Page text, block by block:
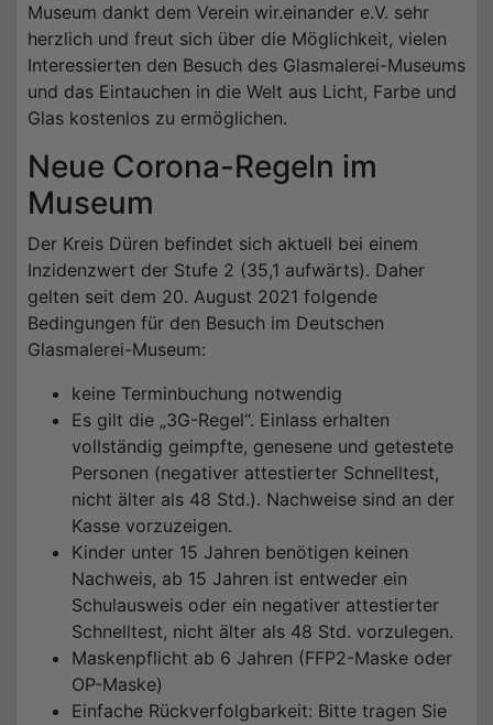
Museum dankt dem Verein wir.einander e.V. sehr
herzlich und freut sich über die Möglichkeit, vielen
Interessierten den Besuch des Glasmalerei-Museums
und das Eintauchen in die Welt aus Licht, Farbe und
Glas kostenlos zu ermöglichen.
Neue Corona-Regeln im
Museum
Der Kreis Düren befindet sich aktuell bei einem
Inzidenzwert der Stufe 2 (35,1 aufwärts). Daher
gelten seit dem 20. August 2021 folgende
Bedingungen für den Besuch im Deutschen
Glasmalerei-Museum:
keine Terminbuchung notwendig
Es gilt die „3G-Regel“. Einlass erhalten
vollständig geimpfte, genesene und getestete
Personen (negativer attestierter Schnelltest,
nicht älter als 48 Std.). Nachweise sind an der
Kasse vorzuzeigen.
Kinder unter 15 Jahren benötigen keinen
Nachweis, ab 15 Jahren ist entweder ein
Schulausweis oder ein negativer attestierter
Schnelltest, nicht älter als 48 Std. vorzulegen.
Maskenpflicht ab 6 Jahren (FFP2-Maske oder
OP-Maske)
Einfache Rückverfolgbarkeit: Bitte tragen Sie